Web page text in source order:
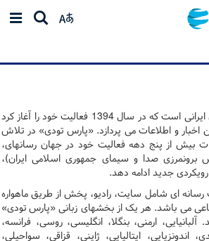
«پارس تودی» سایت خبری ایرانی است که در سال 1394 فعالیت خود را آغاز کرد
و آن­لاین اخبار و اطلاعات می پردازد. «پارس تودی» در تلاش
بیش از پنج دهه فعالیت خود در جهان رسانه­ای،
صدا و سیمای جمهوری اسلامی ایران)،
جدید ادامه دهد.
ای شامل سایت، رادیو، پخش از طریق ماهواره
می باشد. هر یک از بخشهای زبانی «پارس تودی»
ارمنی، بنگلا، انگلیسی، روسی، فرانسه،
اندونزیایی، ایتالیایی، ژاپنی، قزاقی، سواحیلی،